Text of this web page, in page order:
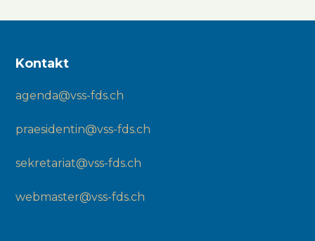
Kontakt
agenda@vss-fds.ch
praesidentin@vss-fds.ch
sekretariat@vss-fds.ch
webmaster@vss-fds.ch